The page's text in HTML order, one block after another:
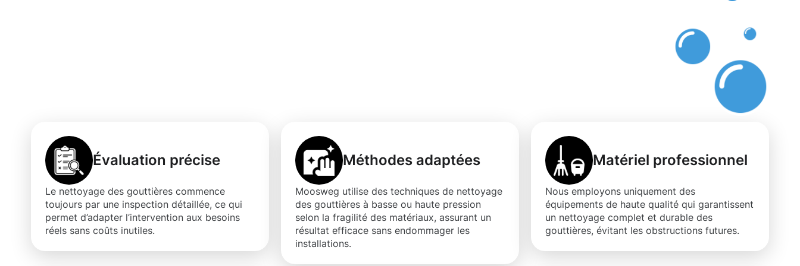
Évaluation précise
Le nettoyage des gouttières commence
toujours par une inspection détaillée, ce qui
permet d’adapter l’intervention aux besoins
réels sans coûts inutiles.
Méthodes adaptées
Moosweg utilise des techniques de nettoyage
des gouttières à basse ou haute pression
selon la fragilité des matériaux, assurant un
résultat efficace sans endommager les
installations.
Matériel professionnel
Nous employons uniquement des
équipements de haute qualité qui garantissent
un nettoyage complet et durable des
gouttières, évitant les obstructions futures.